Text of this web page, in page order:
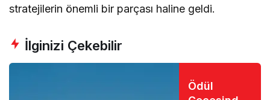
stratejilerin önemli bir parçası haline geldi.
İlginizi Çekebilir
Ödül